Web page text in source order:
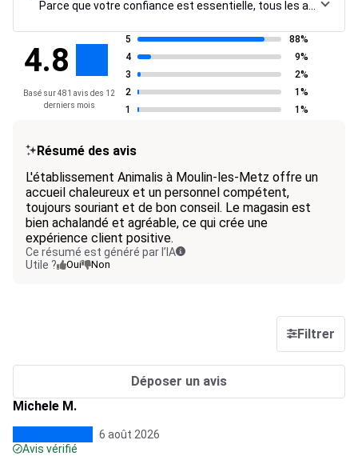
4.8
Basé sur 481 avis des 12
derniers mois
5
88%
4
9%
3
2%
2
1%
1
1%
Résumé des avis
L'établissement Animalis à Moulin-les-Metz offre un
accueil chaleureux et un personnel compétent,
toujours souriant et de bon conseil. Le magasin est
bien achalandé et agréable, ce qui crée une
expérience client positive.
Ce résumé est généré par l’IA
Utile ?
Oui Non
Filtrer
Déposer un avis
Michele M.
6 août 2026
Avis vérifié